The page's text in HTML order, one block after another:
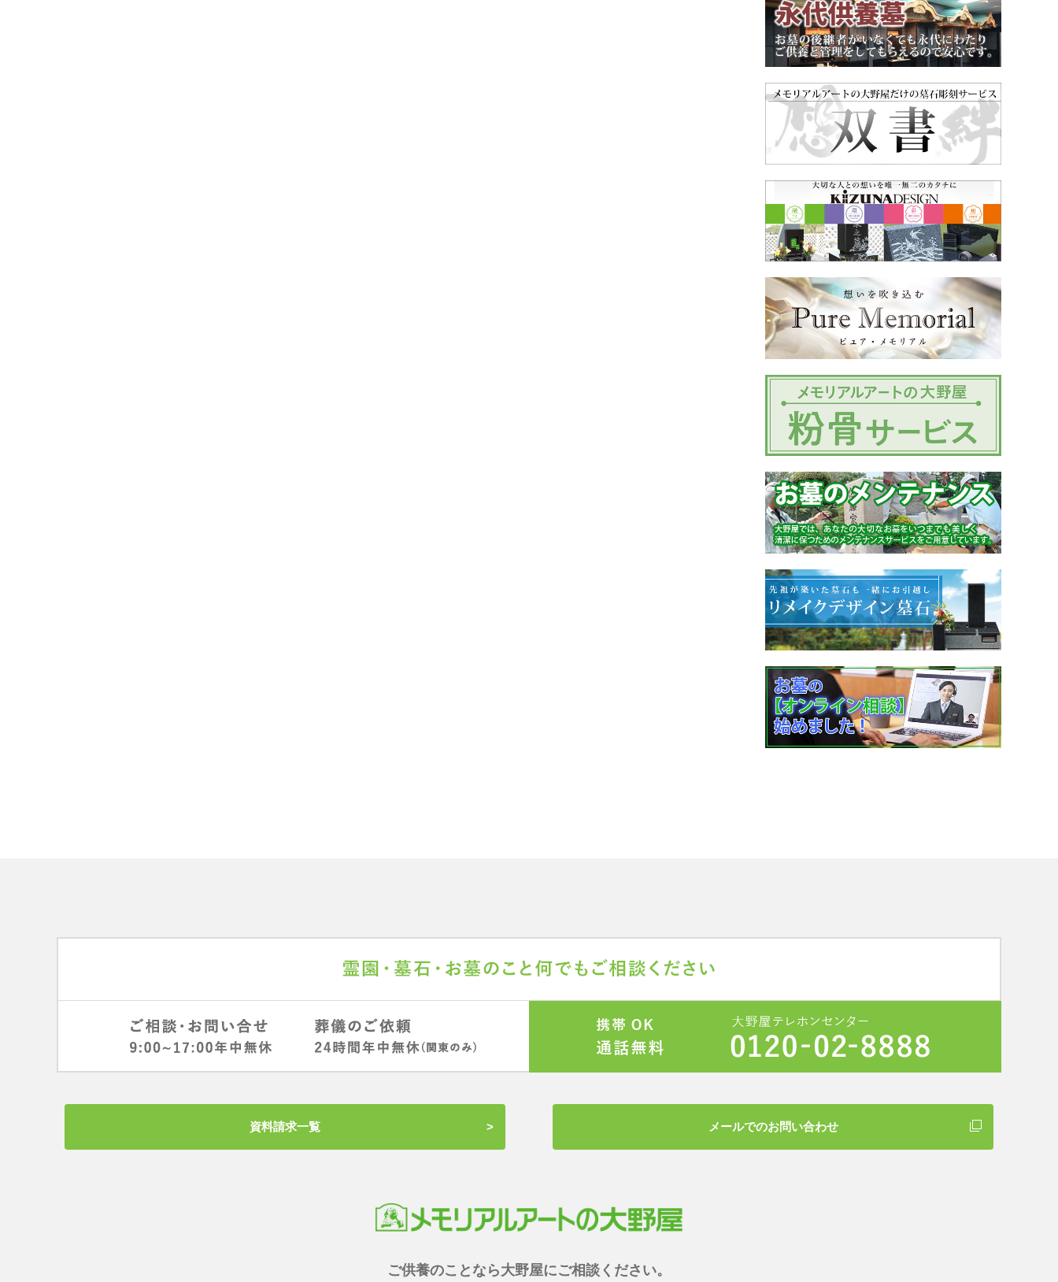
資料請求一覧 メールでのお問い合わせ
ご供養のことなら大野屋にご相談ください。